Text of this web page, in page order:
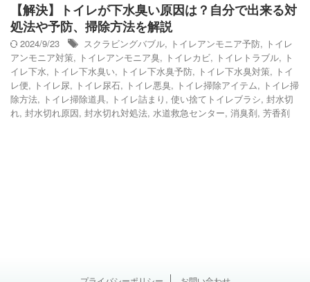
【解決】トイレが下水臭い原因は？自分で出来る対
処法や予防、掃除方法を解説
2024/9/23 スクラビングバブル, トイレアンモニア予防, トイレ
アンモニア対策, トイレアンモニア臭, トイレカビ, トイレトラブル, ト
イレ下水, トイレ下水臭い, トイレ下水臭予防, トイレ下水臭対策, トイ
レ便, トイレ尿, トイレ尿石, トイレ悪臭, トイレ掃除アイテム, トイレ掃
除方法, トイレ掃除道具, トイレ詰まり , 使い捨てトイレブラシ, 封水切
れ, 封水切れ原因, 封水切れ対処法, 水道救急センター, 消臭剤, 芳香剤